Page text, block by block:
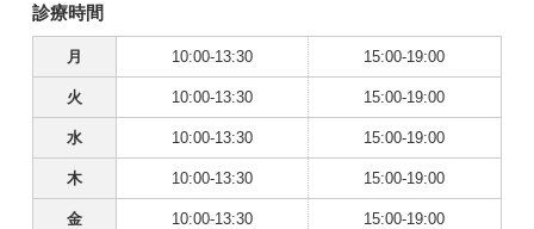
診療時間
月 10:00-13:30 15:00-19:00
火 10:00-13:30 15:00-19:00
水 10:00-13:30 15:00-19:00
木 10:00-13:30 15:00-19:00
金 10:00-13:30 15:00-19:00